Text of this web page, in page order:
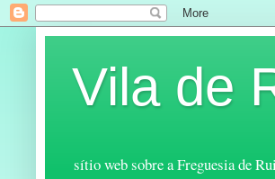
Vila de
sítio web sobre a Freguesia de